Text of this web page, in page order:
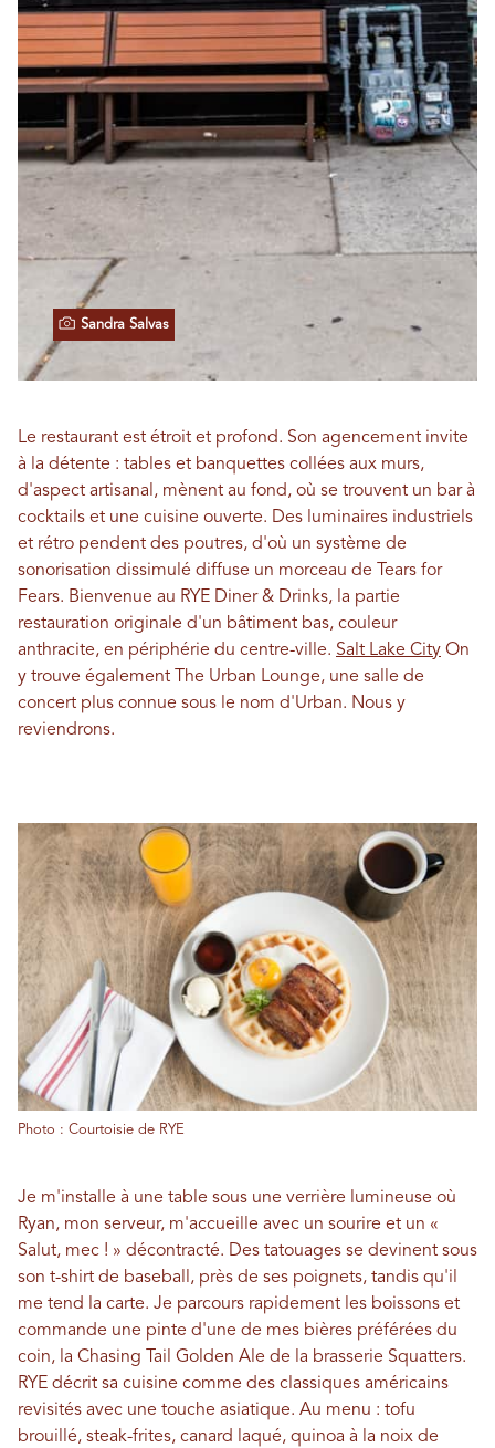
Sandra Salvas
Le restaurant est étroit et profond. Son agencement invite
à la détente : tables et banquettes collées aux murs,
d'aspect artisanal, mènent au fond, où se trouvent un bar à
cocktails et une cuisine ouverte. Des luminaires industriels
et rétro pendent des poutres, d'où un système de
sonorisation dissimulé diffuse un morceau de Tears for
Fears. Bienvenue au RYE Diner & Drinks, la partie
restauration originale d'un bâtiment bas, couleur
anthracite, en périphérie du centre-ville. Salt Lake City On
y trouve également The Urban Lounge, une salle de
concert plus connue sous le nom d'Urban. Nous y
reviendrons.
Photo : Courtoisie de RYE
Je m'installe à une table sous une verrière lumineuse où
Ryan, mon serveur, m'accueille avec un sourire et un «
Salut, mec ! » décontracté. Des tatouages ​​se devinent sous
son t-shirt de baseball, près de ses poignets, tandis qu'il
me tend la carte. Je parcours rapidement les boissons et
commande une pinte d'une de mes bières préférées du
coin, la Chasing Tail Golden Ale de la brasserie Squatters.
RYE décrit sa cuisine comme des classiques américains
revisités avec une touche asiatique. Au menu : tofu
brouillé, steak-frites, canard laqué, quinoa à la noix de